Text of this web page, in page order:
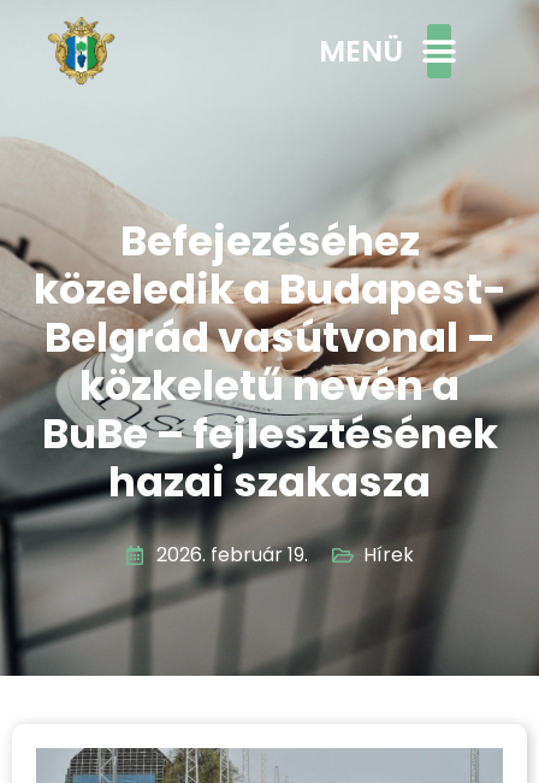
MENÜ
Befejezéséhez
közeledik a Budapest-
Belgrád vasútvonal –
közkeletű nevén a
BuBe – fejlesztésének
hazai szakasza
2026. február 19. Hírek